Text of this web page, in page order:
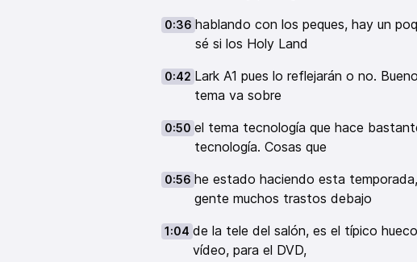
0:36 hablando con los peques, hay un
sé si los Holy Land
0:42 Lark A1 pues lo reflejarán o no.
tema va sobre
0:50 el tema tecnología que hace
tecnología. Cosas que
0:56 he estado haciendo esta
gente muchos trastos debajo
1:04 de la tele del salón, es el típico
vídeo, para el DVD,